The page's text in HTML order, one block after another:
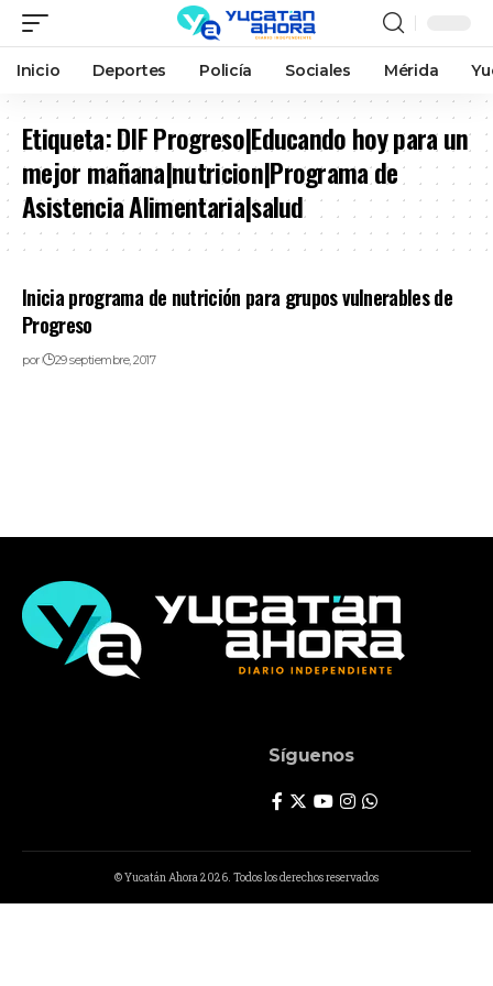
Inicio Deportes Policía Sociales Mérida
Etiqueta:DIF Progreso|Educando hoy para un
mejor mañana|nutricion|Programa de
Asistencia Alimentaria|salud
Inicia programa de nutrición para grupos vulnerables de
Progreso
por 29 septiembre, 2017
Síguenos
© Yucatán Ahora 2026. Todos los derechos reservados